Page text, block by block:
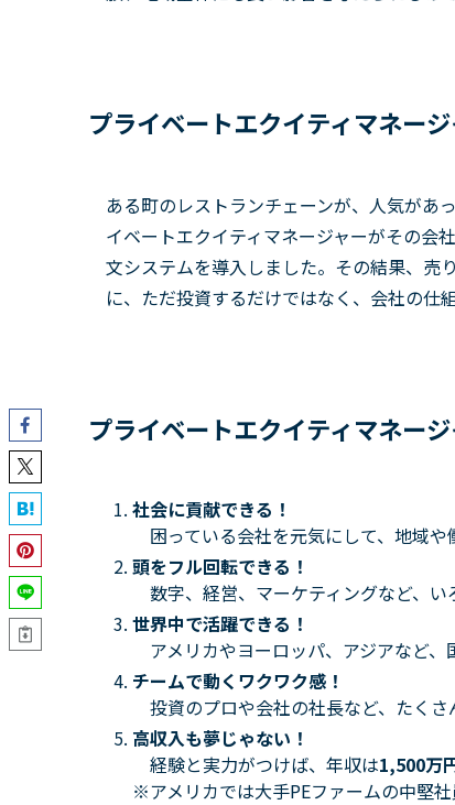
プライベートエクイティマネー
ある町のレストランチェーンが、人気があ
イベートエクイティマネージャーがその会
文システムを導入しました。その結果、売
に、ただ投資するだけではなく、会社の仕
プライベートエクイティマネージ
社会に貢献できる！
困っている会社を元気にして、地域や
頭をフル回転できる！
数字、経営、マーケティングなど、い
世界中で活躍できる！
アメリカやヨーロッパ、アジアなど、
チームで動くワクワク感！
投資のプロや会社の社長など、たくさ
高収入も夢じゃない！
経験と実力がつけば、年収は1,500万
※アメリカでは大手PEファームの中堅